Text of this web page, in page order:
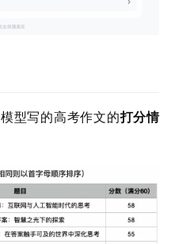
型写的高考作文的打分情